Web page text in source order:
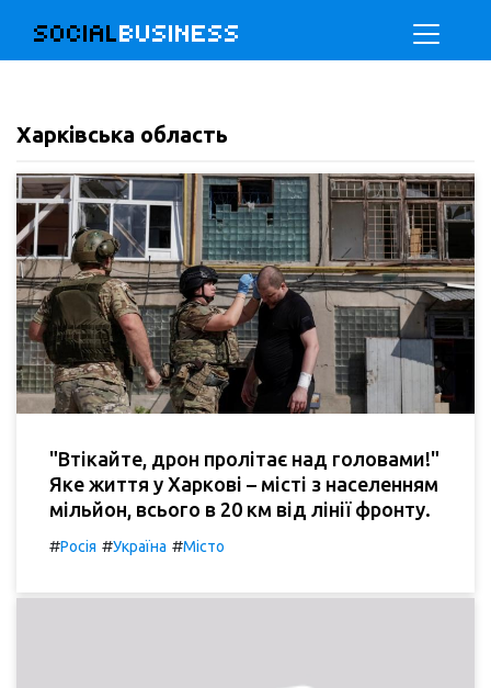
SOCIALBUSINESS
Харківська область
"Втікайте, дрон пролітає над головами!"
Яке життя у Харкові – місті з населенням
мільйон, всього в 20 км від лінії фронту.
#Росія #Україна #Місто